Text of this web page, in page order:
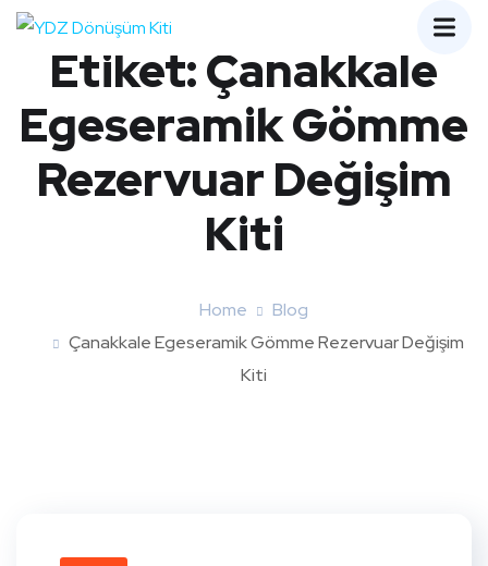
Etiket:Çanakkale
Egeseramik Gömme
Rezervuar Değişim
Kiti
Home
Blog
Çanakkale Egeseramik Gömme Rezervuar Değişim
Kiti